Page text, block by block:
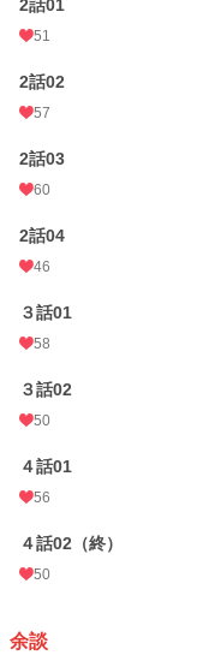
2話01
51
2話02
57
2話03
60
2話04
46
３話01
58
３話02
50
４話01
56
４話02（終）
50
余談